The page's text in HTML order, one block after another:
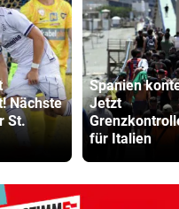
Nächste
St.
Spanien
Jetzt
für Italien